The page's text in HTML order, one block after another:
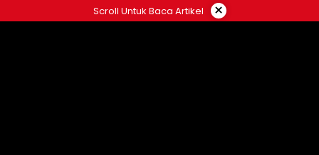
to
Scroll Untuk Baca Artikel ×